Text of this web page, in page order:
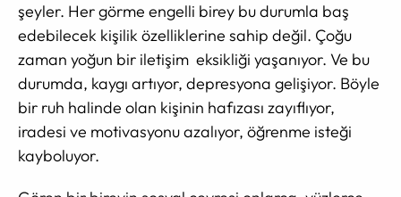
şeyler. Her görme engelli birey bu durumla baş
edebilecek kişilik özelliklerine sahip değil. Çoğu
zaman yoğun bir iletişim eksikliği yaşanıyor. Ve bu
durumda, kaygı artıyor, depresyona gelişiyor. Böyle
bir ruh halinde olan kişinin hafızası zayıflıyor,
iradesi ve motivasyonu azalıyor, öğrenme isteği
kayboluyor.